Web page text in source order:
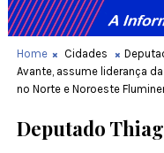
Home Cidades
Avante, assume liderança
no Norte e Noroeste
Deputado